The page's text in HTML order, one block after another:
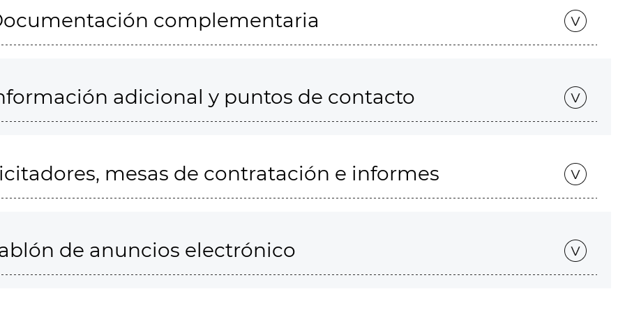
complementaria
adicional y puntos de contacto
mesas de contratación e informes
de anuncios electrónico